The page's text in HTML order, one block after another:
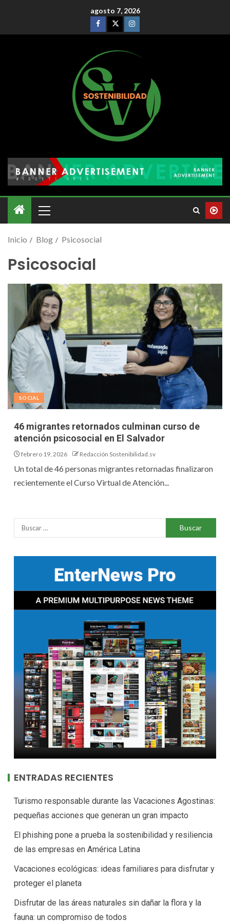
agosto 7, 2026
Inicio Blog Psicosocial
Psicosocial
SOCIAL
46 migrantes retornados culminan curso de
atención psicosocial en El Salvador
febrero 19, 2026 Redacción Sostenibilidad.sv
Un total de 46 personas migrantes retornadas finalizaron
recientemente el Curso Virtual de Atención...
ENTRADAS RECIENTES
Turismo responsable durante las Vacaciones Agostinas:
pequeñas acciones que generan un gran impacto
El phishing pone a prueba la sostenibilidad y resiliencia
de las empresas en América Latina
Vacaciones ecológicas: ideas familiares para disfrutar y
proteger el planeta
Disfrutar de las áreas naturales sin dañar la flora y la
fauna: un compromiso de todos